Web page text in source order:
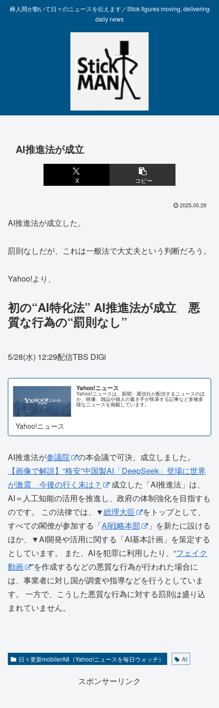
棒人間が動いて日々のニュースを伝えます／Stick figures moving, delivering
daily news
AI推進法が成立
X コピー
2025.05.29
AI推進法が成立した。
罰則なしだが、これは一般法で大丈夫という判断だろう。
Yahoo!より、
初の“AI特化法” AI推進法が成立 悪
質な行為の“罰則なし”
5/28(水) 12:29配信TBS DIGi
Yahoo!ニュース
Yahoo!ニュースは、新聞・通信社が配信するニュースのほ
か、映像、雑誌や個人の書き手が執筆する記事など多種多
様なニュースを掲載しています。
Yahoo!ニュース
AI推進法が参議院
の本会議で可決、成立しました。
【画像で解説】“格安”中国製AI「DeepSeek」登場に世界
が激震 今後の行く末は？
成立した「AI推進法」は、
AI＝人工知能の活用を推進し、政府の体制強化を目指すも
のです。 この法律では、▼総理大臣
をトップとして、
すべての閣僚が参加する「AI戦略本部
」を新たに設ける
ほか、▼AI開発や活用に関する「AI基本計画」を策定する
としています。 また、AIを犯罪に利用したり、“フェイク
動画
”を作成するなどの悪質な行為が行われた場合に
は、事業者に対し国が調査や指導などを行うとしていま
す。 一方で、こうした悪質な行為に対する罰則は盛り込
まれていません。
日々更新mobilerA8（Yahoo!ニュースを毎日ウォッチ） AI
スポンサーリンク